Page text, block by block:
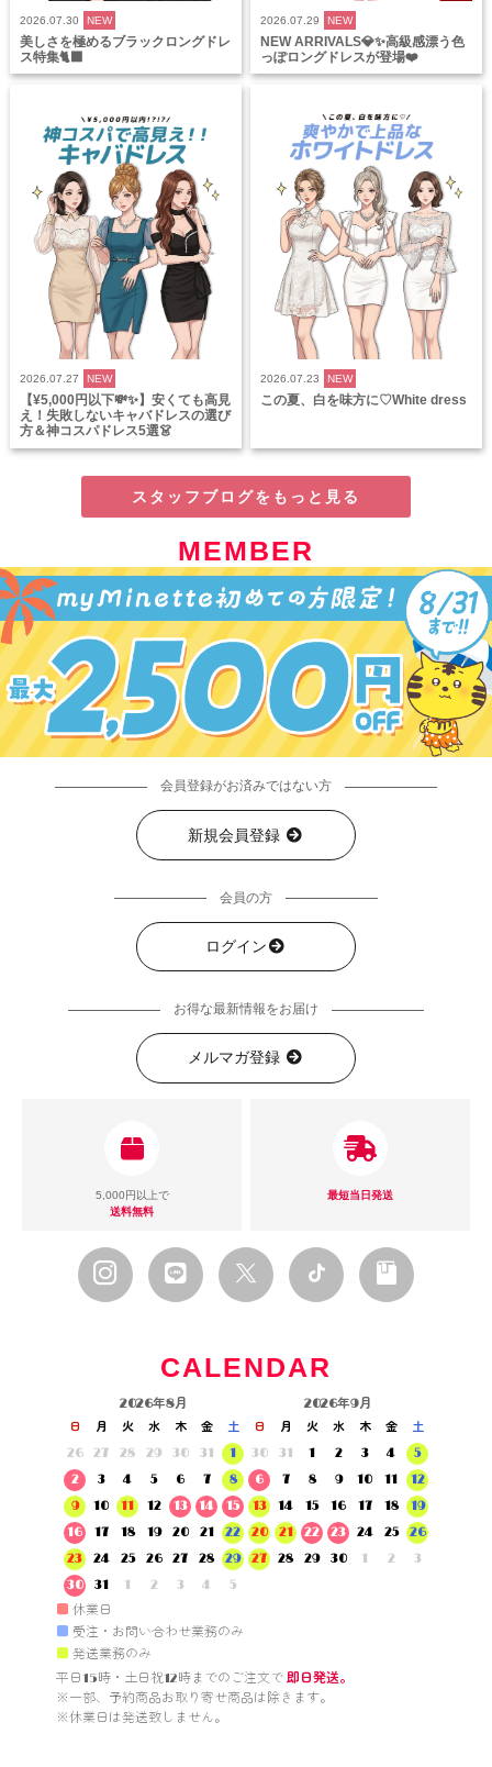
2026.07.30 NEW
美しさを極めるブラックロングドレ
ス特集🐈‍⬛
2026.07.29 NEW
NEW ARRIVALS💎✨高級感漂う色
っぽロングドレスが登場❤️
2026.07.27 NEW
【¥5,000円以下💸✨】安くても高見
え！失敗しないキャバドレスの選び
方＆神コスパドレス5選👗
2026.07.23 NEW
この夏、白を味方に♡White dress
スタッフブログをもっと見る
MEMBER
会員登録がお済みではない方
新規会員登録
会員の方
ログイン
お得な最新情報をお届け
メルマガ登録
5,000円以上で
送料無料
最短当日発送
CALENDAR
2026年8月
日 月 火 水 木 金
土
26
27 28 29 30 31
1
2
3 4 5 6 7
8
9
10 11 12 13 14
15
16
17 18 19 20 21
22
23
24 25 26 27 28
29
30
31 1 2 3 4 5
2026年9月
日 月 火 水 木 金
土
30
31 1 2 3 4
5
6
7 8 9 10 11
12
13
14 15 16 17 18
19
20
21 22 23 24 25
26
27
28 29 30 1 2 3
■ 休業日
■ 受注・お問い合わせ業務のみ
■ 発送業務のみ
平日15時・土日祝12時までのご注文で 即日発送。
※一部、予約商品お取り寄せ商品は除きます。
※休業日は発送致しません。